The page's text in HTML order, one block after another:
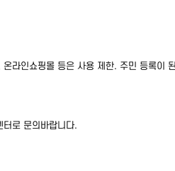
라인쇼핑몰 등은 사용 제한. 주민 등록이
로 문의바랍니다.